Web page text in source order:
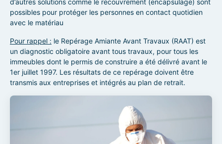
d’autres solutions comme le recouvrement (encapsulage) sont
possibles pour protéger les personnes en contact quotidien
avec le matériau
Pour rappel : le Repérage Amiante Avant Travaux (RAAT) est
un diagnostic obligatoire avant tous travaux, pour tous les
immeubles dont le permis de construire a été délivré avant le
1er juillet 1997. Les résultats de ce repérage doivent être
transmis aux entreprises et intégrés au plan de retrait.